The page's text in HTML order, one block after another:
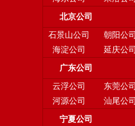
北京公司
石景山公司 朝阳公司
海淀公司
延庆公司
广东公司
云浮公司 东莞公司
河源公司
汕尾公司
宁夏公司